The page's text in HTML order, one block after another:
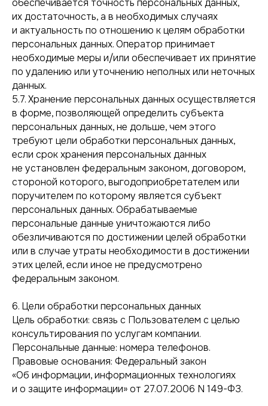
обеспечивается точность персональных данных,
их достаточность, а в необходимых случаях
и актуальность по отношению к целям обработки
персональных данных. Оператор принимает
необходимые меры и/или обеспечивает их принятие
по удалению или уточнению неполных или неточных
данных.
5.7. Хранение персональных данных осуществляется
в форме, позволяющей определить субъекта
персональных данных, не дольше, чем этого
требуют цели обработки персональных данных,
если срок хранения персональных данных
не установлен федеральным законом, договором,
стороной которого, выгодоприобретателем или
поручителем по которому является субъект
персональных данных. Обрабатываемые
персональные данные уничтожаются либо
обезличиваются по достижении целей обработки
или в случае утраты необходимости в достижении
этих целей, если иное не предусмотрено
федеральным законом.
6. Цели обработки персональных данных
Цель обработки: связь с Пользователем с целью
консультирования по услугам компании.
Персональные данные: номера телефонов.
Правовые основания: Федеральный закон
«Об информации, информационных технологиях
и о защите информации» от 27.07.2006 N 149-ФЗ.